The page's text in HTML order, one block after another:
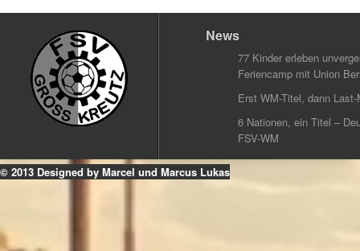
News
77 Kinder erleben
Feriencamp mit Union
Erst WM-Titel, dann
6 Nationen, ein Titel –
FSV-WM
© 2013 Designed by Marcel und Marcus Lukas